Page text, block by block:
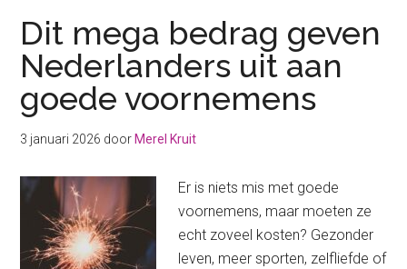
regel
je
zo!
Dit mega bedrag geven
Nederlanders uit aan
goede voornemens
3 januari 2026 door Merel Kruit
Er is niets mis met goede
voornemens, maar moeten ze
echt zoveel kosten? Gezonder
leven, meer sporten, zelfliefde of